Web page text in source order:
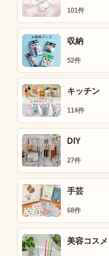
101件
収納
52件
キッチン
114件
DIY
27件
手芸
68件
美容コスメ